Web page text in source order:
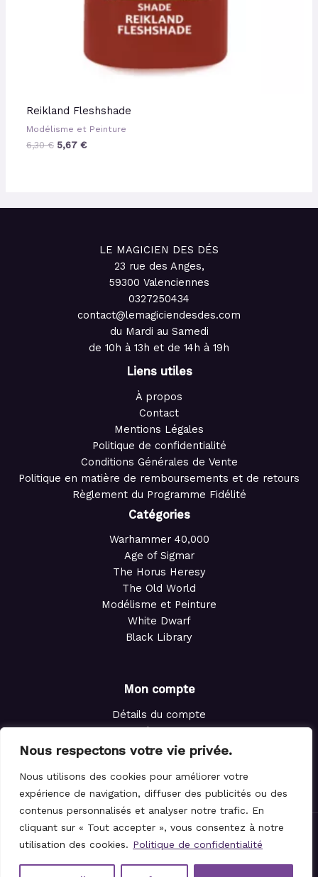
Nous respectons votre vie privée.
Nous utilisons des cookies pour améliorer votre
expérience de navigation, diffuser des publicités ou des
contenus personnalisés et analyser notre trafic. En
cliquant sur « Tout accepter », vous consentez à notre
utilisation des cookies. Politique de confidentialité
Reikland Fleshshade
Modélisme et Peinture
6,30€ 5,67€
LE MAGICIEN DES DÉS
23 rue des Anges,
59300 Valenciennes
0327250434
contact@lemagiciendesdes.com
du Mardi au Samedi
de 10h à 13h et de 14h à 19h
Liens utiles
À propos
Contact
Mentions Légales
Politique de confidentialité
Conditions Générales de Vente
Politique en matière de remboursements et de retours
Règlement du Programme Fidélité
Catégories
Warhammer 40,000
Age of Sigmar
The Horus Heresy
The Old World
Modélisme et Peinture
White Dwarf
Black Library
Mon compte
Détails du compte
Adresses
Commandes
Panier
© 2021-2026 Le Magicien des Dés.